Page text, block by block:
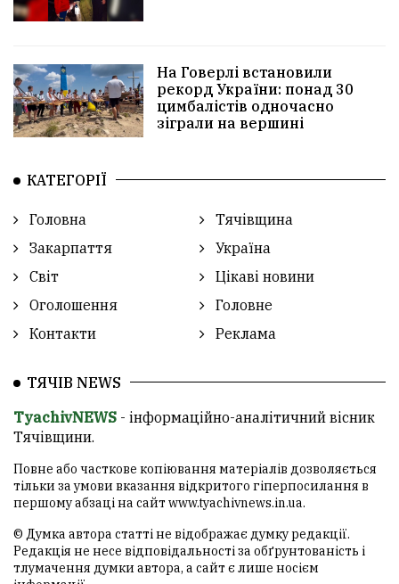
На Говерлі встановили
рекорд України: понад 30
цимбалістів одночасно
зіграли на вершині
КАТЕГОРІЇ
Головна
Тячівщина
Закарпаття
Україна
Світ
Цікаві новини
Оголошення
Головне
Контакти
Реклама
ТЯЧІВ NEWS
TyachivNEWS - інформаційно-аналітичний вісник
Тячівщини.
Повне або часткове копіювання матеріалів дозволяється
тільки за умови вказання відкритого гіперпосилання в
першому абзаці на сайт www.tyachivnews.in.ua.
© Думка автора статті не відображає думку редакції.
Редакція не несе відповідальності за обґрунтованість і
тлумачення думки автора, а сайт є лише носієм